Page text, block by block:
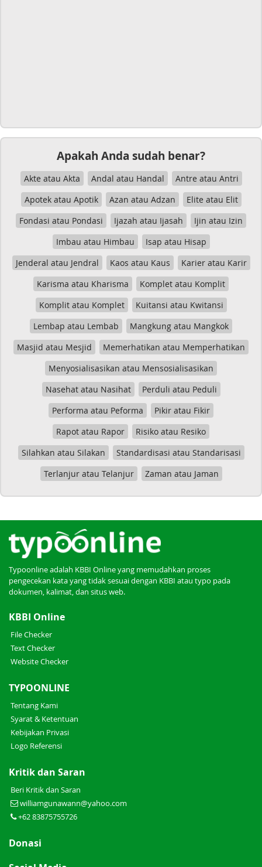
Apakah Anda sudah benar?
Akte atau Akta Andal atau Handal
Antre atau Antri
Apotek atau Apotik
Azan atau Adzan
Elite atau Elit
Fondasi atau Pondasi
Ijazah atau Ijasah
Ijin atau Izin
Imbau atau Himbau
Isap atau Hisap
Jenderal atau Jendral
Kaos atau Kaus
Karier atau Karir
Karisma atau Kharisma
Komplet atau Komplit
Komplit atau Komplet
Kuitansi atau Kwitansi
Lembap atau Lembab
Mangkung atau Mangkok
Masjid atau Mesjid
Memerhatikan atau Memperhatikan
Menyosialisasikan atau Mensosialisasikan
Nasehat atau Nasihat
Perduli atau Peduli
Performa atau Peforma
Pikir atau Fikir
Rapot atau Rapor
Risiko atau Resiko
Silahkan atau Silakan
Standardisasi atau Standarisasi
Terlanjur atau Telanjur
Zaman atau Jaman
Typoonline adalah KBBI Online yang memudahkan proses
pengecekan kata yang tidak sesuai dengan KBBI atau typo pada
dokumen, kalimat, dan situs web.
KBBI Online
File Checker
Text Checker
Website Checker
TYPOONLINE
Tentang Kami
Syarat & Ketentuan
Kebijakan Privasi
Logo Referensi
Kritik dan Saran
Beri Kritik dan Saran
williamgunawann@yahoo.com
+62 83875755726
Donasi